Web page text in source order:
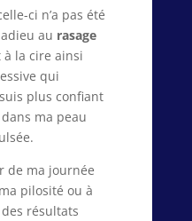
ci n’a pas été
au rasage
la cire ainsi
qui
plus confiant
ma peau
de ma journée
pilosité ou à
des résultats